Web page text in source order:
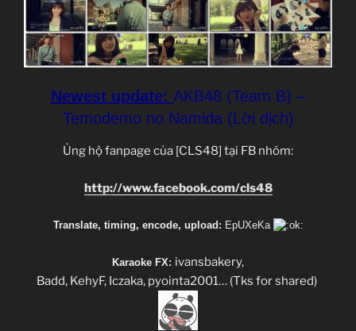
Newest update: AKB48 (Team B) –
Temodemo no Namida (Lời dịch)
Ủng hộ fanpage của [CLS48] tại FB nhóm:
http://www.facebook.com/cls48
Translate, timing, encode, upload: EpUXeKa
Karaoke FX: ivansbakery,
Badd, KehyF, Iczaka, pyointa2001… (Tks for shared)